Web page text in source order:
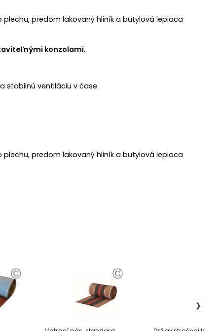
plechu, predom lakovaný hliník a butylová lepiaca
konzolami.
stabilnú ventiláciu v čase.
plechu, predom lakovaný hliník a butylová lepiaca